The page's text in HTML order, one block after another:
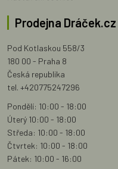
Prodejna Dráček.cz
Pod Kotlaskou 558/3
180 00 - Praha 8
Česká republika
tel. +420775247296
Pondělí: 10:00 - 18:00
Úterý 10:00 - 18:00
Středa: 10:00 - 18:00
Čtvrtek: 10:00 - 18:00
Pátek: 10:00 - 16:00